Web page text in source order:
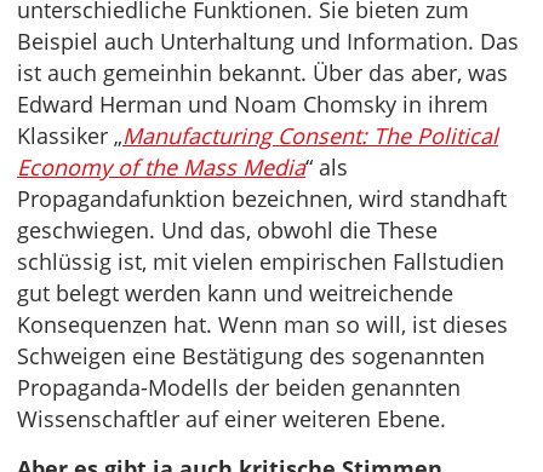
unterschiedliche Funktionen. Sie bieten zum
Beispiel auch Unterhaltung und Information. Das
ist auch gemeinhin bekannt. Über das aber, was
Edward Herman und Noam Chomsky in ihrem
Klassiker „Manufacturing Consent: The Political
Economy of the Mass Media“ als
Propagandafunktion bezeichnen, wird standhaft
geschwiegen. Und das, obwohl die These
schlüssig ist, mit vielen empirischen Fallstudien
gut belegt werden kann und weitreichende
Konsequenzen hat. Wenn man so will, ist dieses
Schweigen eine Bestätigung des sogenannten
Propaganda-Modells der beiden genannten
Wissenschaftler auf einer weiteren Ebene.